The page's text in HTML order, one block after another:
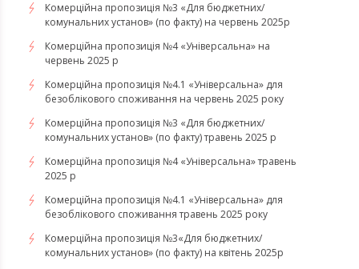
Комерційна пропозиція №3 «Для бюджетних/
комунальних установ» (по факту) на червень 2025р
Комерційна пропозиція №4 «Універсальна» на
червень 2025 р
Комерційна пропозиція №4.1 «Універсальна» для
безоблікового споживання на червень 2025 року
Комерційна пропозиція №3 «Для бюджетних/
комунальних установ» (по факту) травень 2025 р
Комерційна пропозиція №4 «Універсальна» травень
2025 р
Комерційна пропозиція №4.1 «Універсальна» для
безоблікового споживання травень 2025 року
Комерційна пропозиція №3«Для бюджетних/
комунальних установ» (по факту) на квітень 2025р